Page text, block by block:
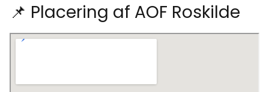
📌 Placering af AOF Roskilde